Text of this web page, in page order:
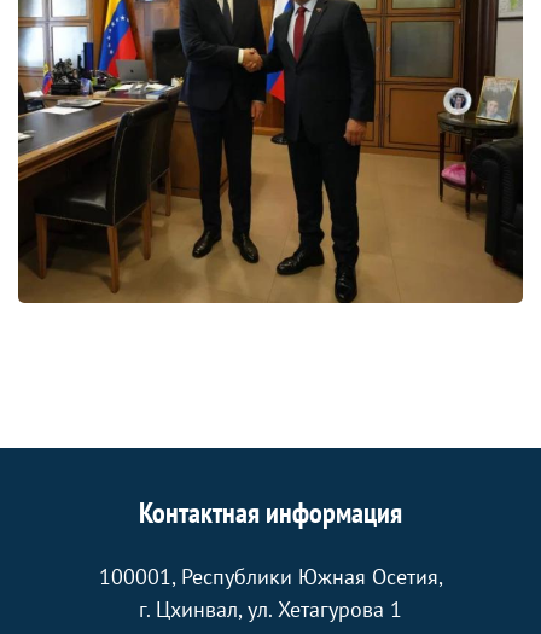
Контактная информация
100001, Республики Южная Осетия,
г. Цхинвал, ул. Хетагурова 1